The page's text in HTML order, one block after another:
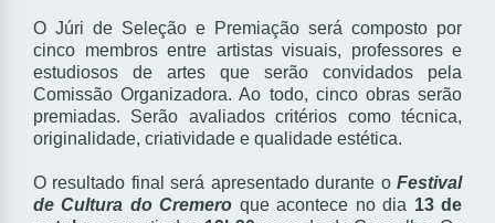
O Júri de Seleção e Premiação será composto por
cinco membros entre artistas visuais, professores e
estudiosos de artes que serão convidados pela
Comissão Organizadora. Ao todo, cinco obras serão
premiadas. Serão avaliados critérios como técnica,
originalidade, criatividade e qualidade estética.
O resultado final será apresentado durante o Festival
de Cultura do Cremero que acontece no dia 13 de